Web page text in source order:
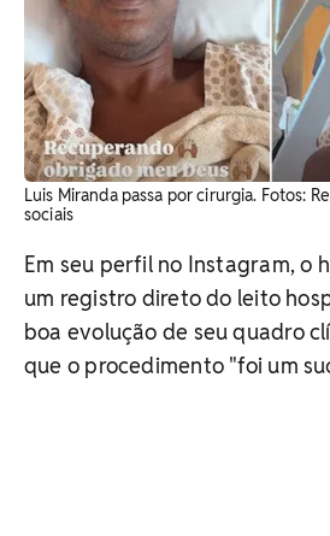
Luis Miranda passa por cirurgia. Fotos:
sociais
Em seu perfil no Instagram, o
um registro direto do leito
boa evolução de seu quadro
que o procedimento "foi um